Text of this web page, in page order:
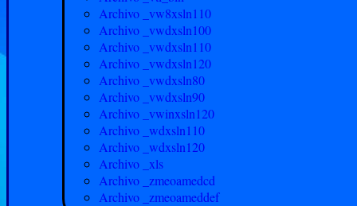
Archivo _vw8xsln110
Archivo _vwdxsln100
Archivo _vwdxsln110
Archivo _vwdxsln120
Archivo _vwdxsln80
Archivo _vwdxsln90
Archivo _vwinxsln120
Archivo _wdxsln110
Archivo _wdxsln120
Archivo _xls
Archivo _zmeoamedcd
Archivo _zmeoameddef